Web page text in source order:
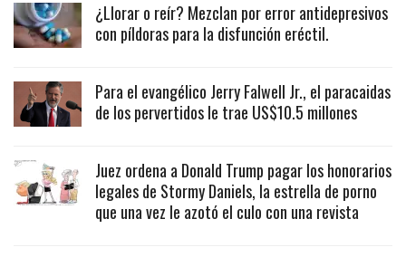
¿Llorar o reír? Mezclan por error antidepresivos
con píldoras para la disfunción eréctil.
Para el evangélico Jerry Falwell Jr., el paracaidas
de los pervertidos le trae US$10.5 millones
Juez ordena a Donald Trump pagar los honorarios
legales de Stormy Daniels, la estrella de porno
que una vez le azotó el culo con una revista